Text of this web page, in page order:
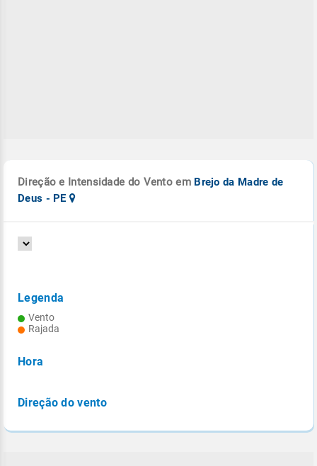
Direção e Intensidade do Vento em Brejo da Madre de
Deus - PE
Legenda
Vento
Rajada
Hora
Direção do vento